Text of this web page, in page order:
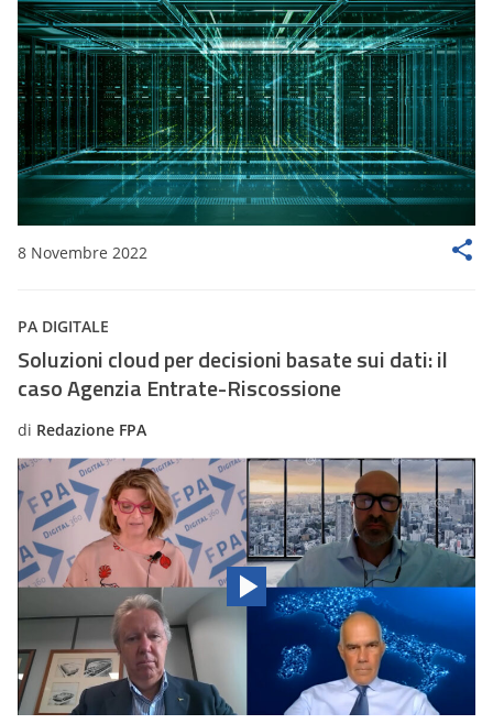
8 Novembre 2022
PA DIGITALE
Soluzioni cloud per decisioni basate sui dati: il
caso Agenzia Entrate-Riscossione
di Redazione FPA